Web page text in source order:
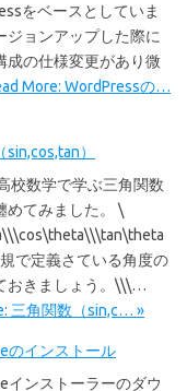
をベースとしていま
ジョンアップした際に
成の仕様変更があり微
More: WordPressの…
）
校数学で学ぶ三角関数
めてみました。 \
で定義さている角度の
おきましょう。\\\…
三角関数（sin,c… »
のインストール
インストーラーのダウ